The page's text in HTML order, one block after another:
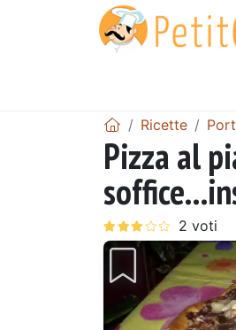
Ricette
Pizza al